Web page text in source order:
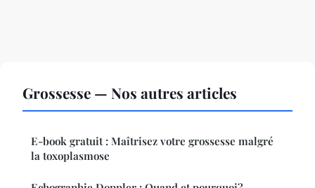
Grossesse — Nos autres articles
E-book gratuit : Maîtrisez votre grossesse malgré
la toxoplasmose